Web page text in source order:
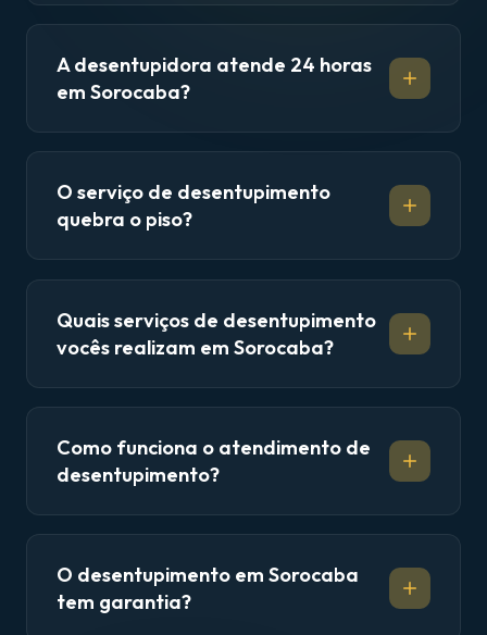
A desentupidora atende 24 horas
em Sorocaba?
O serviço de desentupimento
quebra o piso?
Quais serviços de desentupimento
vocês realizam em Sorocaba?
Como funciona o atendimento de
desentupimento?
O desentupimento em Sorocaba
tem garantia?